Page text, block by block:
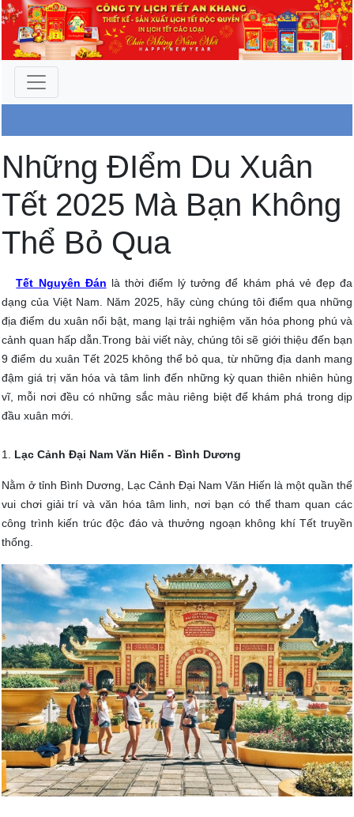
Công Ty An Khang
Những ĐIểm Du Xuân
Tết 2025 Mà Bạn Không
Thể Bỏ Qua
Tết Nguyên Đán là thời điểm lý tưởng để khám phá vẻ đẹp đa
dạng của Việt Nam. Năm 2025, hãy cùng chúng tôi điểm qua những
địa điểm du xuân nổi bật, mang lại trải nghiệm văn hóa phong phú và
cảnh quan hấp dẫn.Trong bài viết này, chúng tôi sẽ giới thiệu đến bạn
9 điểm du xuân Tết 2025 không thể bỏ qua, từ những địa danh mang
đậm giá trị văn hóa và tâm linh đến những kỳ quan thiên nhiên hùng
vĩ, mỗi nơi đều có những sắc màu riêng biệt để khám phá trong dịp
đầu xuân mới.
1. Lạc Cảnh Đại Nam Văn Hiến - Bình Dương
Nằm ở tỉnh Bình Dương, Lạc Cảnh Đại Nam Văn Hiến là một quần thể
vui chơi giải trí và văn hóa tâm linh, nơi bạn có thể tham quan các
công trình kiến trúc độc đáo và thưởng ngoạn không khí Tết truyền
thống.